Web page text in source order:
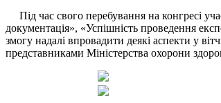
Під час свого перебування на конгресі
документація», «Успішність проведення
змогу надалі впровадити деякі аспекти у
представниками Міністерства охорони